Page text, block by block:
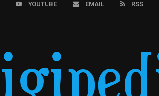
YOUTUBE EMAIL RSS